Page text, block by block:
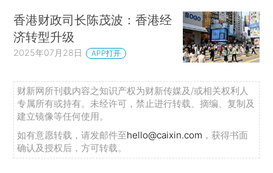
香港财政司长陈茂波：香港经
济转型升级
2025年07月28日 APP打开
财新网所刊载内容之知识产权为财新传媒及/或相关权利人
专属所有或持有。未经许可，禁止进行转载、摘编、复制及
建立镜像等任何使用。
如有意愿转载，请发邮件至hello@caixin.com ，获得书面
确认及授权后，方可转载。